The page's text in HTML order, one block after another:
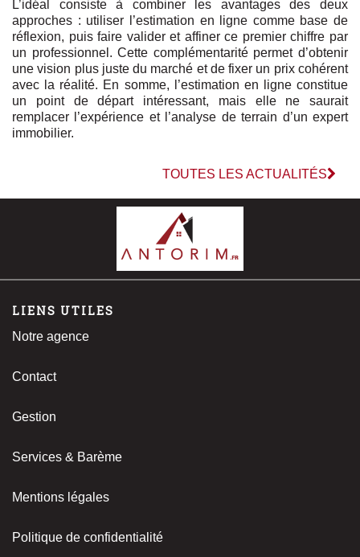
L’idéal consiste à combiner les avantages des deux
approches : utiliser l’estimation en ligne comme base de
réflexion, puis faire valider et affiner ce premier chiffre par
un professionnel. Cette complémentarité permet d’obtenir
une vision plus juste du marché et de fixer un prix cohérent
avec la réalité. En somme, l’estimation en ligne constitue
un point de départ intéressant, mais elle ne saurait
remplacer l’expérience et l’analyse de terrain d’un expert
immobilier.
TOUTES LES ACTUALITÉS
LIENS UTILES
Notre agence
Contact
Gestion
Services & Barème
Mentions légales
Politique de confidentialité